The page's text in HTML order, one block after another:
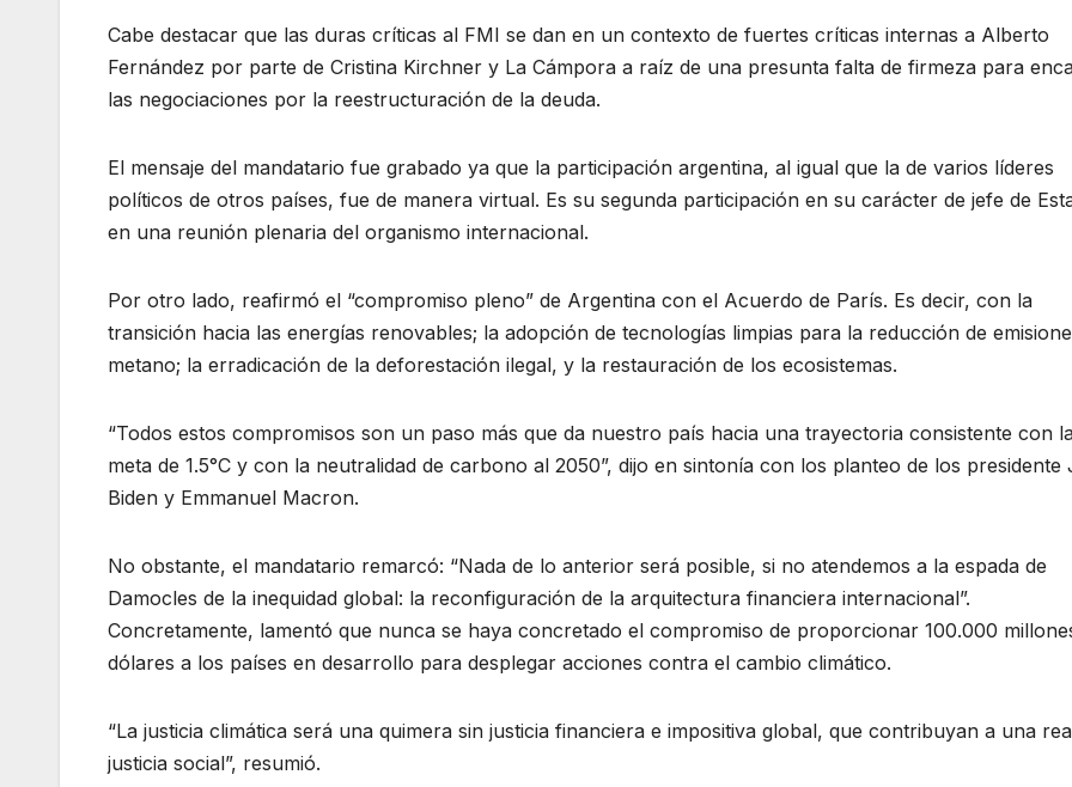
Cabe destacar que las duras críticas al FMI se dan en un contexto de fuertes críticas internas a Alberto
Fernández por parte de Cristina Kirchner y La Cámpora a raíz de una presunta falta de firmeza para
las negociaciones por la reestructuración de la deuda.
El mensaje del mandatario fue grabado ya que la participación argentina, al igual que la de varios líderes
políticos de otros países, fue de manera virtual. Es su segunda participación en su carácter de jefe de
en una reunión plenaria del organismo internacional.
Por otro lado, reafirmó el “compromiso pleno” de Argentina con el Acuerdo de París. Es decir, con la
transición hacia las energías renovables; la adopción de tecnologías limpias para la reducción de
metano; la erradicación de la deforestación ilegal, y la restauración de los ecosistemas.
“Todos estos compromisos son un paso más que da nuestro país hacia una trayectoria consistente con
meta de 1.5°C y con la neutralidad de carbono al 2050”, dijo en sintonía con los planteo de los presidente
Biden y Emmanuel Macron.
No obstante, el mandatario remarcó: “Nada de lo anterior será posible, si no atendemos a la espada de
Damocles de la inequidad global: la reconfiguración de la arquitectura financiera internacional”.
Concretamente, lamentó que nunca se haya concretado el compromiso de proporcionar 100.000
dólares a los países en desarrollo para desplegar acciones contra el cambio climático.
“La justicia climática será una quimera sin justicia financiera e impositiva global, que contribuyan a una
justicia social”, resumió.